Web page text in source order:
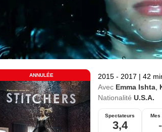
ANNULÉE 2015 - 2017 | 42
Avec Emma Ishta
Nationalité U.S.A.
Spectateurs
3,4
Mes